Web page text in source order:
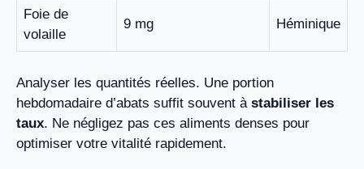
Foie de
volaille
9 mg Héminique
Analyser les quantités réelles. Une portion
hebdomadaire d’abats suffit souvent à stabiliser les
taux. Ne négligez pas ces aliments denses pour
optimiser votre vitalité rapidement.